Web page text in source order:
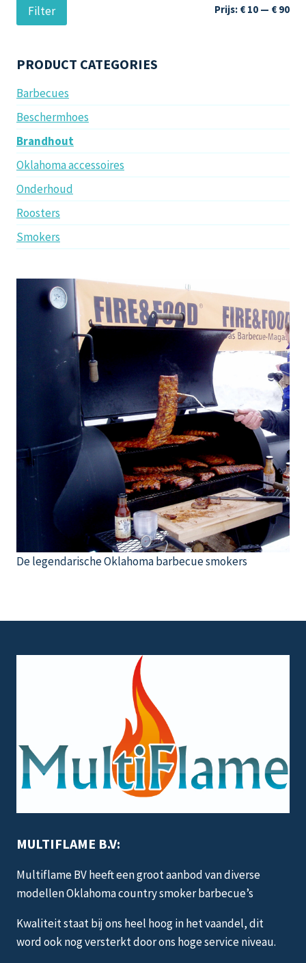
productpagina
Filter Prijs: € 10 — € 90
PRODUCT CATEGORIES
Barbecues
Beschermhoes
Brandhout
Oklahoma accessoires
Onderhoud
Roosters
Smokers
De legendarische Oklahoma barbecue smokers
MULTIFLAME B.V:
Multiflame BV heeft een groot aanbod van diverse
modellen Oklahoma country smoker barbecue’s
Kwaliteit staat bij ons heel hoog in het vaandel, dit
word ook nog versterkt door ons hoge service niveau.